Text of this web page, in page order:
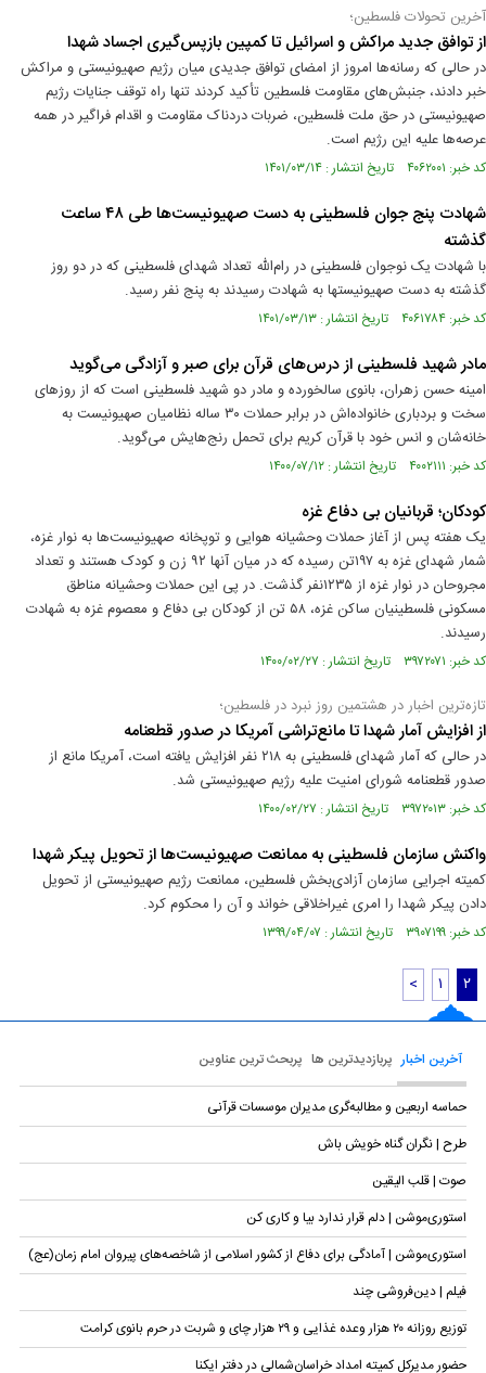
آخرین تحولات فلسطین؛
از توافق جدید مراکش و اسرائیل تا کمپین بازپس‌گیری اجساد شهدا
در حالی که رسانه‌ها امروز از امضای توافق جدیدی میان رژیم صهیونیستی و مراکش
خبر دادند، جنبش‌های مقاومت فلسطین تأکید کردند تنها راه توقف جنایات رژیم
صهیونیستی در حق ملت فلسطین، ضربات دردناک مقاومت و اقدام فراگیر در همه
عرصه‌ها علیه این رژیم است.
کد خبر: ۴۰۶۲۰۰۱ تاریخ انتشار : ۱۴۰۱/۰۳/۱۴
شهادت پنج جوان فلسطینی به دست صهیونیست‌ها طی ۴۸ ساعت
گذشته
با شهادت یک نوجوان فلسطینی در رام‌الله تعداد شهدای فلسطینی که در دو روز
گذشته به دست صهیونیستها به شهادت رسیدند به پنج نفر رسید.
کد خبر: ۴۰۶۱۷۸۴ تاریخ انتشار : ۱۴۰۱/۰۳/۱۳
مادر شهید فلسطینی از درس‌های قرآن برای صبر و آزادگی می‌گوید
امینه حسن زهران، بانوی سالخورده و مادر دو شهید فلسطینی است که از روزهای
سخت و بردباری خانواده‌اش در برابر حملات ۳۰ ساله نظامیان صهیونیست به
خانه‌شان و انس خود با قرآن کریم برای تحمل رنج‌هایش می‌گوید.
کد خبر: ۴۰۰۲۱۱۱ تاریخ انتشار : ۱۴۰۰/۰۷/۱۲
کودکان؛ قربانیان بی دفاع غزه
یک هفته پس از آغاز حملات وحشیانه هوایی و توپخانه صهیونیست‌ها به نوار غزه،
شمار شهدای غزه به ۱۹۷تن رسیده که در میان آنها ۹۲ زن و کودک هستند و تعداد
مجروحان در نوار غزه از ۱۲۳۵نفر گذشت. در پی این حملات وحشیانه مناطق
مسکونی فلسطینیان ساکن غزه، ۵۸ تن از کودکان بی دفاع و معصوم غزه به شهادت
رسیدند.
کد خبر: ۳۹۷۲۰۷۱ تاریخ انتشار : ۱۴۰۰/۰۲/۲۷
تازه‌ترین اخبار در هشتمین روز نبرد در فلسطین؛
از افزایش آمار شهدا تا مانع‌تراشی آمریکا در صدور قطعنامه
در حالی که آمار شهدای فلسطینی به ۲۱۸ نفر افزایش یافته است، آمریکا مانع از
صدور قطعنامه شورای امنیت علیه رژیم صهیونیستی شد.
کد خبر: ۳۹۷۲۰۱۳ تاریخ انتشار : ۱۴۰۰/۰۲/۲۷
واکنش سازمان فلسطینی به ممانعت صهیونیست‌ها از تحویل پیکر شهدا
کمیته اجرایی سازمان آزادی‌بخش فلسطین، ممانعت رژیم صهیونیستی از تحویل
دادن پیکر شهدا را امری غیر‌اخلاقی خواند و آن را محکوم کرد.
کد خبر: ۳۹۰۷۱۹۹ تاریخ انتشار : ۱۳۹۹/۰۴/۰۷
< ۱ ۲
آخرین اخبار پربازدیدترین ها پربحث ترین عناوین
حماسه اربعین و مطالبه‌گری مدیران موسسات قرآنی
طرح | نگران گناه خویش باش
صوت | قلب الیقین
استوری‌موشن | دلم قرار ندارد بیا و کاری کن
استوری‌موشن | آمادگی برای دفاع از کشور اسلامی از شاخصه‌های پیروان امام زمان(عج)
فیلم | دین‌فروشی چند
توزیع روزانه ۲۰ هزار وعده غذایی و ۲۹ هزار چای و شربت در حرم بانوی کرامت
حضور مدیرکل کمیته امداد خراسان‌شمالی در دفتر ایکنا